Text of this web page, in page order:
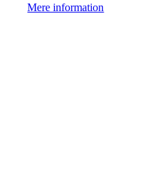
Mere information